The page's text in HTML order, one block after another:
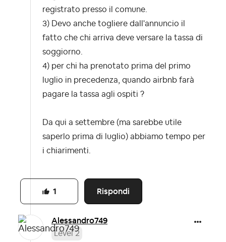
registrato presso il comune.
3) Devo anche togliere dall'annuncio il
fatto che chi arriva deve versare la tassa di
soggiorno.
4) per chi ha prenotato prima del primo
luglio in precedenza, quando airbnb farà
pagare la tassa agli ospiti ?
Da qui a settembre (ma sarebbe utile
saperlo prima di luglio) abbiamo tempo per
i chiarimenti.
Rispondi
1
Alessandro749
Level 2